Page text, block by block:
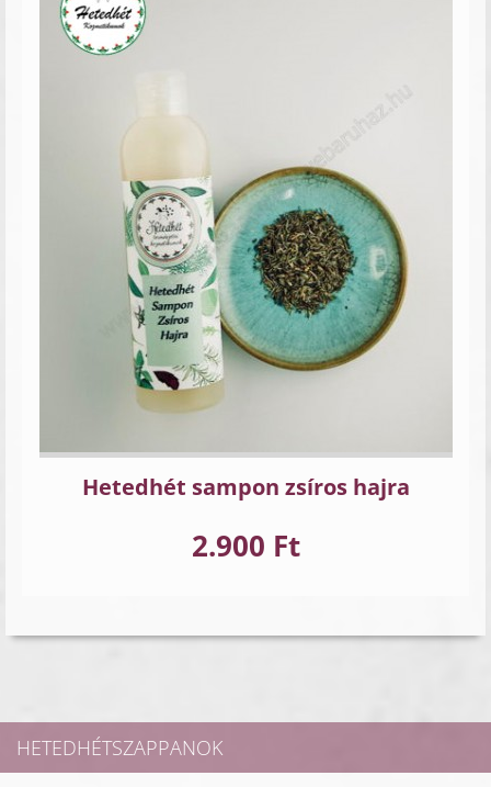
Hetedhét sampon zsíros hajra
2.900 Ft
HETEDHÉTSZAPPANOK